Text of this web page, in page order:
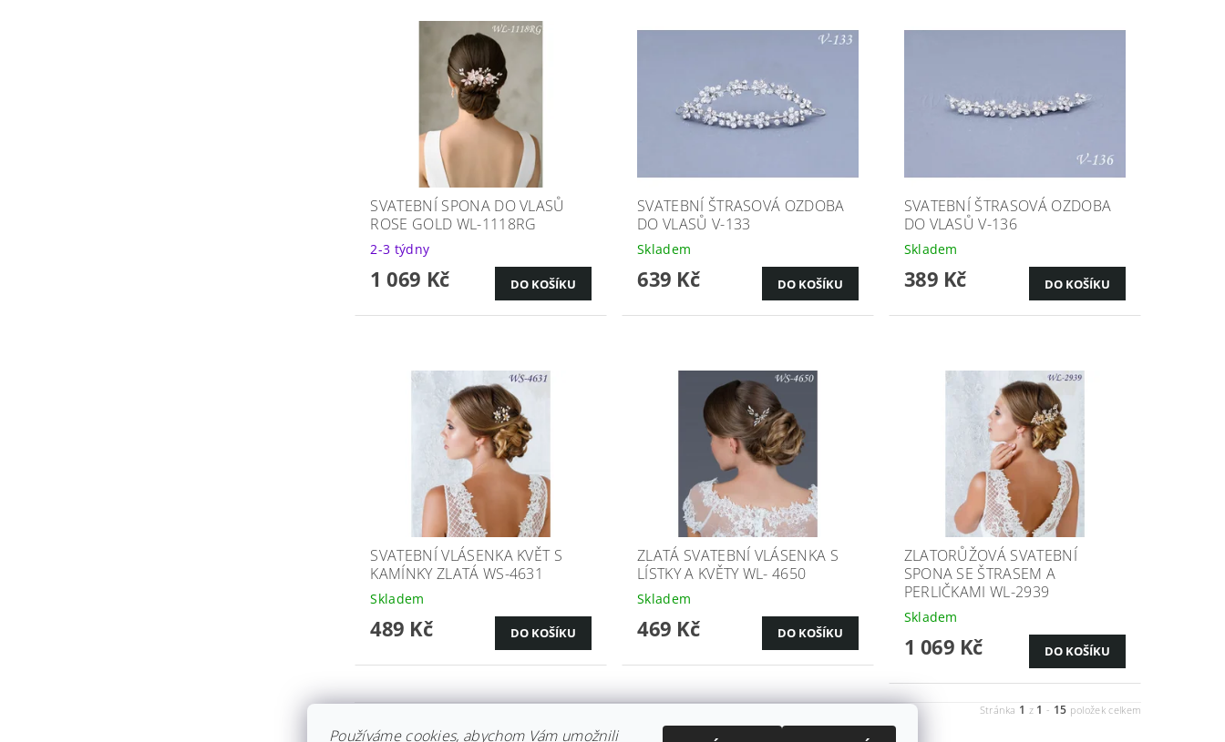
SVATEBNÍ SPONA DO VLASŮ
ROSE GOLD WL-1118RG
2-3 týdny
1 069 Kč
SVATEBNÍ ŠTRASOVÁ OZDOBA
DO VLASŮ V-133
Skladem
639 Kč
SVATEBNÍ ŠTRASOVÁ OZDOBA
DO VLASŮ V-136
Skladem
389 Kč
SVATEBNÍ VLÁSENKA KVĚT S
KAMÍNKY ZLATÁ WS-4631
Skladem
489 Kč
ZLATÁ SVATEBNÍ VLÁSENKA S
LÍSTKY A KVĚTY WL- 4650
Skladem
469 Kč
ZLATORŮŽOVÁ SVATEBNÍ
SPONA SE ŠTRASEM A
PERLIČKAMI WL-2939
Skladem
1 069 Kč
Stránka 1 z 1 - 15 položek celkem
Používáme cookies, abychom Vám umožnili